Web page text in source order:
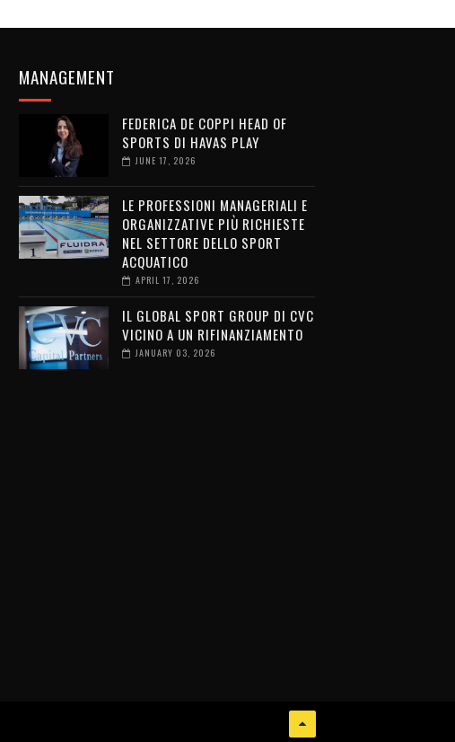
MANAGEMENT
FEDERICA DE COPPI HEAD OF
SPORTS DI HAVAS PLAY
JUNE 17, 2026
LE PROFESSIONI MANAGERIALI E
ORGANIZZATIVE PIÙ RICHIESTE
NEL SETTORE DELLO SPORT
ACQUATICO
APRIL 17, 2026
IL GLOBAL SPORT GROUP DI CVC
VICINO A UN RIFINANZIAMENTO
JANUARY 03, 2026